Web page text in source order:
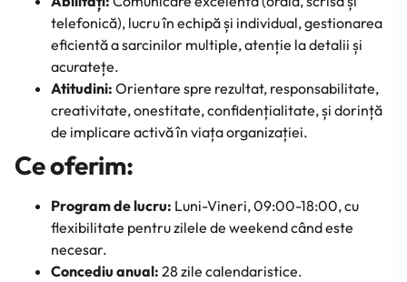
telefonică), lucru în echipă și individual, gestionarea
eficientă a sarcinilor multiple, atenție la detalii și
acuratețe.
Atitudini: Orientare spre rezultat, responsabilitate,
creativitate, onestitate, confidențialitate, și dorință
de implicare activă în viața organizației.
Ce oferim:
Program de lucru: Luni-Vineri, 09:00-18:00, cu
flexibilitate pentru zilele de weekend când este
necesar.
Concediu anual: 28 zile calendaristice.